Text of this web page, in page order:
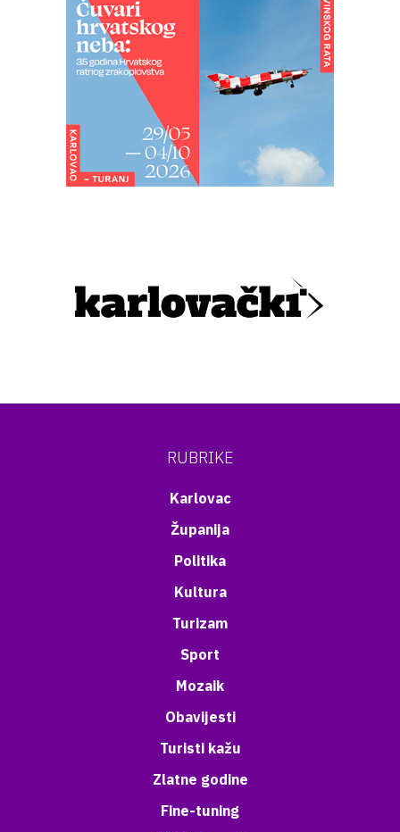
RUBRIKE
Karlovac
Županija
Politika
Kultura
Turizam
Sport
Mozaik
Obavijesti
Turisti kažu
Zlatne godine
Fine-tuning